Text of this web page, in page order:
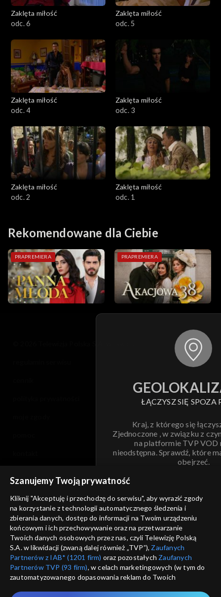
Zaklęta miłość
odc. 6
Zaklęta miłość
odc. 5
Zaklęta miłość
odc. 4
Zaklęta miłość
odc. 3
Zaklęta miłość
odc. 2
Zaklęta miłość
odc. 1
Rekomendowane dla Ciebie
PRAPREMIERA PRAPREMIERA
ŁĄCZYSZ SIĘ SPOZA
Kraj, z którego się
Zjednoczone , w związku z
na platformie TVP VOD
nieodstępna. Sprawdź, które
obejrzeć.
ANULUJ
informacje o dostawcy usług
Szanujemy Twoją prywatność
Kliknij "Akceptuję i przechodzę do serwisu", aby wyrazić zgody
na korzystanie z technologii automatycznego śledzenia i
zbierania danych, dostęp do informacji na Twoim urządzeniu
końcowym i ich przechowywanie oraz na przetwarzanie
Twoich danych osobowych przez nas, czyli Telewizję Polską
S.A. w likwidacji (zwaną dalej również „TVP”), Zaufanych
Partnerów z IAB* (1201 firm) oraz pozostałych Zaufanych
Partnerów TVP (93 firm), w celach marketingowych (w tym do
zautomatyzowanego dopasowania reklam do Twoich